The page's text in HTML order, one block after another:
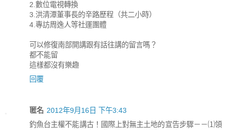
2.數位電視轉換
3.洪清潭董事長的辛路歷程（共二小時）
4.專訪周逸人等社運團體
可以修復南部開講跟有話往講的留言嗎？
都不能留
這樣都沒有樂趣
回覆
匿名 2012年9月16日 下午3:43
釣魚台主權不能講古！國際上對無主土地的宣告步驟－－⑴領